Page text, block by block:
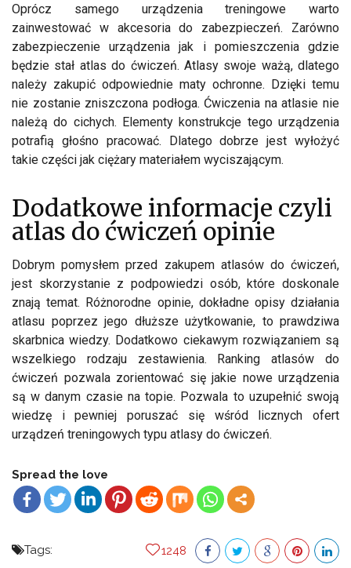
Oprócz samego urządzenia treningowe warto
zainwestować w akcesoria do zabezpieczeń. Zarówno
zabezpieczenie urządzenia jak i pomieszczenia gdzie
będzie stał atlas do ćwiczeń. Atlasy swoje ważą, dlatego
należy zakupić odpowiednie maty ochronne. Dzięki temu
nie zostanie zniszczona podłoga. Ćwiczenia na atlasie nie
należą do cichych. Elementy konstrukcje tego urządzenia
potrafią głośno pracować. Dlatego dobrze jest wyłożyć
takie części jak ciężary materiałem wyciszającym.
Dodatkowe informacje czyli
atlas do ćwiczeń opinie
Dobrym pomysłem przed zakupem atlasów do ćwiczeń,
jest skorzystanie z podpowiedzi osób, które doskonale
znają temat. Różnorodne opinie, dokładne opisy działania
atlasu poprzez jego dłuższe użytkowanie, to prawdziwa
skarbnica wiedzy. Dodatkowo ciekawym rozwiązaniem są
wszelkiego rodzaju zestawienia. Ranking atlasów do
ćwiczeń pozwala zorientować się jakie nowe urządzenia
są w danym czasie na topie. Pozwala to uzupełnić swoją
wiedzę i pewniej poruszać się wśród licznych ofert
urządzeń treningowych typu atlasy do ćwiczeń.
Spread the love
Tags: 1248